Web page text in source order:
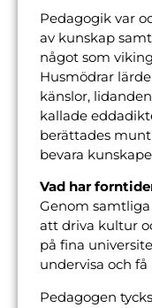
Pedagogik var
av kunskap
något som
Husmödrar
känslor,
kallade
berättades
bevara
Vad har
Genom
att driva kultur
på fina
undervisa och
Pedagogen